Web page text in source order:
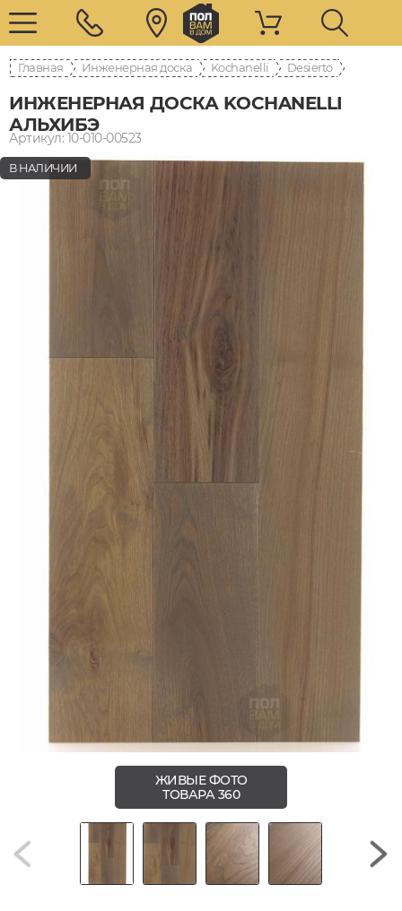
Главная Инженерная доска Kochanelli Desierto
ИНЖЕНЕРНАЯ ДОСКА KOCHANELLI
АЛЬХИБЭ
Артикул: 10-010-00523
В НАЛИЧИИ
ЖИВЫЕ ФОТО
ТОВАРА 360